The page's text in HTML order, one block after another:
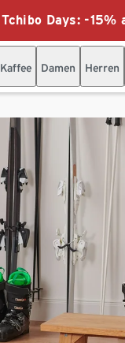
Tchibo Days: -
Kaffee Damen Herren